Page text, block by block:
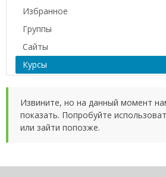
Избранное
Группы
Сайты
Курсы
Извините, но на данный момент
показать. Попробуйте
или зайти попозже.